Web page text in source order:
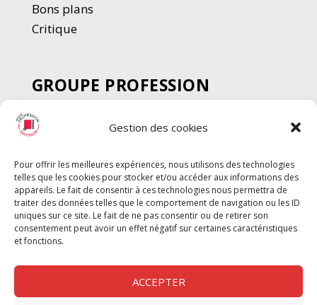
Gestion des cookies
Pour offrir les meilleures expériences, nous utilisons des technologies
telles que les cookies pour stocker et/ou accéder aux informations des
appareils. Le fait de consentir à ces technologies nous permettra de
traiter des données telles que le comportement de navigation ou les ID
uniques sur ce site. Le fait de ne pas consentir ou de retirer son
consentement peut avoir un effet négatif sur certaines caractéristiques
et fonctions.
ACCEPTER
Bons plans
Critique
GROUPE PROFESSION
SPECTACLE
Chèque Intermittents
Chèque Compta
Chèque Emploi Spectacle
G-Pods
Profession Audio-visuel